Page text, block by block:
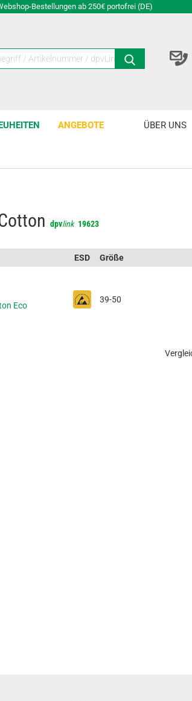
Bestellungen ab 250€ portofrei (DE)
ANGEBOTE ÜBER UNS
dpvlink 19623
ESD Größe
Eco
39-50